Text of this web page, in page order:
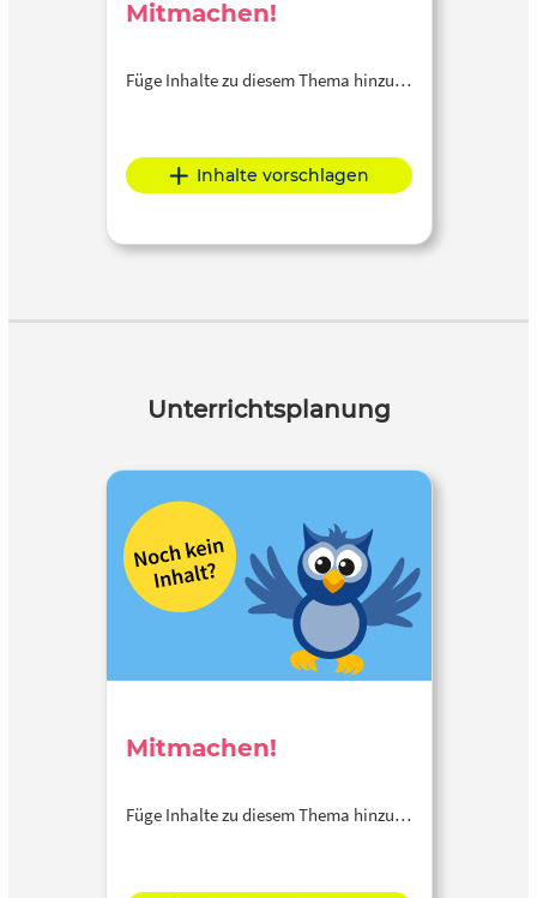
Mitmachen!
Füge Inhalte zu diesem Thema hinzu…
Inhalte vorschlagen
Unterrichtsplanung
Mitmachen!
Füge Inhalte zu diesem Thema hinzu…